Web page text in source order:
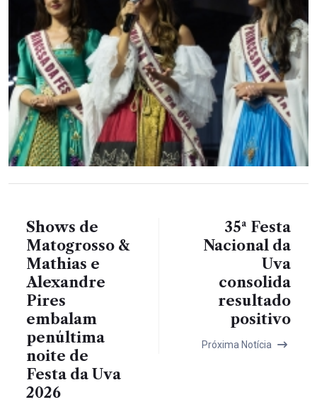
Shows de
Matogrosso &
Mathias e
Alexandre
Pires
embalam
penúltima
noite de
Festa da Uva
2026
35ª Festa
Nacional da
Uva
consolida
resultado
positivo
Próxima Notícia